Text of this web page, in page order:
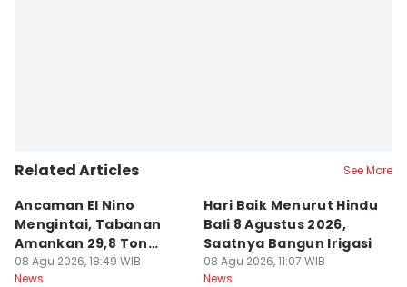
Related Articles See More
Ancaman El Nino
Mengintai, Tabanan
Amankan 29,8 Ton
Beras
08 Agu 2026, 18:49 WIB
News
Hari Baik Menurut Hindu
Bali 8 Agustus 2026,
Saatnya Bangun Irigasi
08 Agu 2026, 11:07 WIB
News